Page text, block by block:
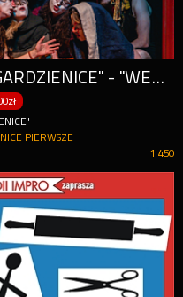
SPEKTAKLE W TEATRZE "GARDZIENICE" - "WESELE", "IFIGENIA W T...", "LIZYSTRATA" - 29 SIERPNIA 2026
PIERWSZE
1 450